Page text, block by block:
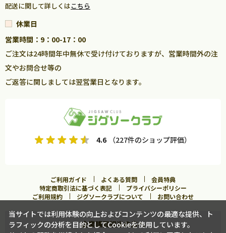
配送に関して詳しくはこちら
休業日
営業時間：9：00-17：00
ご注文は24時間年中無休で受け付けておりますが、営業時間外の注
文やお問合せ等の
ご返答に関しましては翌営業日となります。
4.6 （227件のショップ評価）
ご利用ガイド よくある質問
会員特典
特定商取引法に基づく表記
プライバシーポリシー
ご利用規約
ジグソークラブについて お問い合わせ
企業購買担当の方へ
当サイトでは利用体験の向上およびコンテンツの最適な提供、ト
ラフィックの分析を目的としてCookieを使用しています。